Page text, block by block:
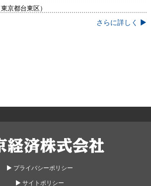
京都台東区）
さらに詳しく ▶
▶︎ プライバシーポリシー
▶︎ サイトポリシー